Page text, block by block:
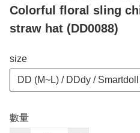
Colorful floral sling
straw hat (DD0088)
size
DD (M~L) / DDdy /
數量